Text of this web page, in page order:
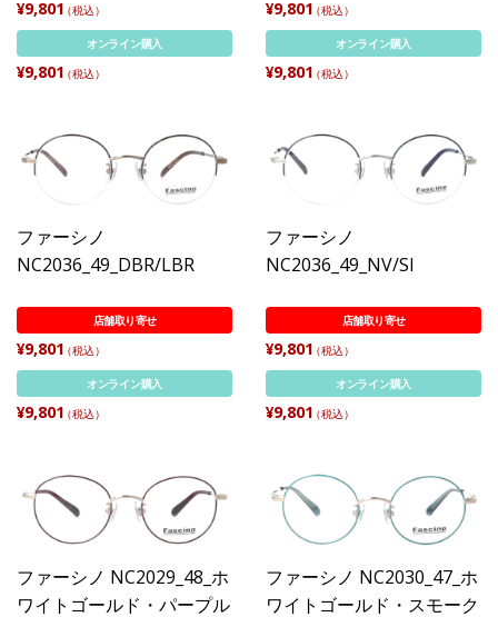
¥9,801 （税込）
オンライン購入
¥9,801 （税込）
¥9,801 （税込）
オンライン購入
¥9,801 （税込）
ファーシノ
NC2036_49_DBR/LBR
店舗取り寄せ
¥9,801 （税込）
オンライン購入
¥9,801 （税込）
ファーシノ
NC2036_49_NV/SI
店舗取り寄せ
¥9,801 （税込）
オンライン購入
¥9,801 （税込）
ファーシノ NC2029_48_ホ
ワイトゴールド・パープル
ファーシノ NC2030_47_ホ
ワイトゴールド・スモーク